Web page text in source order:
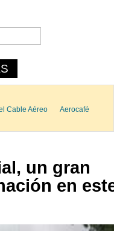
Cable Aéreo
Aerocafé
un gran
en